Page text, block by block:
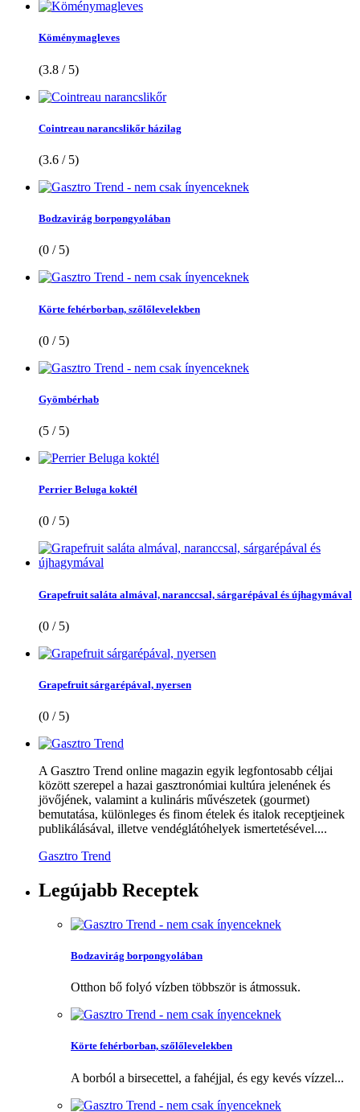
Köménymagleves
(3.8 / 5)
Cointreau narancslikőr házilag
(3.6 / 5)
Bodzavirág borpongyolában
(0 / 5)
Körte fehérborban, szőlőlevelekben
(0 / 5)
Gyömbérhab
(5 / 5)
Perrier Beluga koktél
(0 / 5)
Grapefruit saláta almával, naranccsal, sárgarépával és újhagymával
(0 / 5)
Grapefruit sárgarépával, nyersen
(0 / 5)
A Gasztro Trend online magazin egyik legfontosabb céljai
között szerepel a hazai gasztronómiai kultúra jelenének és
jövőjének, valamint a kulináris művészetek (gourmet)
bemutatása, különleges és finom ételek és italok receptjeinek
publikálásával, illetve vendéglátóhelyek ismertetésével....
Gasztro Trend
Legújabb Receptek
Bodzavirág borpongyolában
Otthon bő folyó vízben többször is átmossuk.
Körte fehérborban, szőlőlevelekben
A borból a birsecettel, a fahéjjal, és egy kevés vízzel...